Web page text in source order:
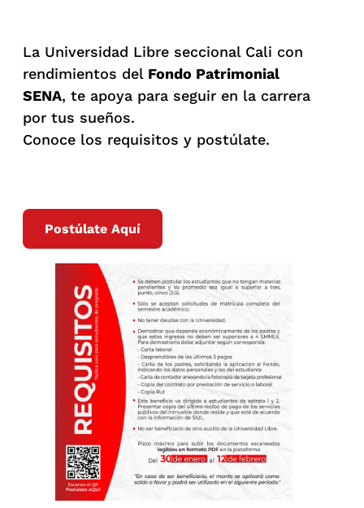
La Universidad Libre seccional Cali con
rendimientos del Fondo Patrimonial
SENA, te apoya para seguir en la carrera
por tus sueños.
Conoce los requisitos y postúlate.
Postúlate Aquí